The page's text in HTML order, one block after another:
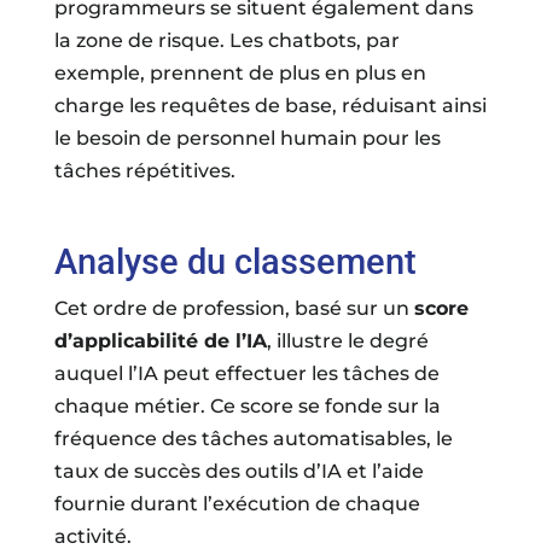
programmeurs se situent également dans
la zone de risque. Les chatbots, par
exemple, prennent de plus en plus en
charge les requêtes de base, réduisant ainsi
le besoin de personnel humain pour les
tâches répétitives.
Analyse du classement
Cet ordre de profession, basé sur un score
d’applicabilité de l’IA, illustre le degré
auquel l’IA peut effectuer les tâches de
chaque métier. Ce score se fonde sur la
fréquence des tâches automatisables, le
taux de succès des outils d’IA et l’aide
fournie durant l’exécution de chaque
activité.